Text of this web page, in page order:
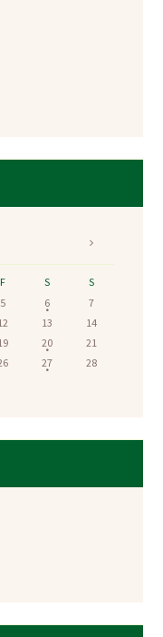
F S
S
5 6
7
13
14
20
21
27
28